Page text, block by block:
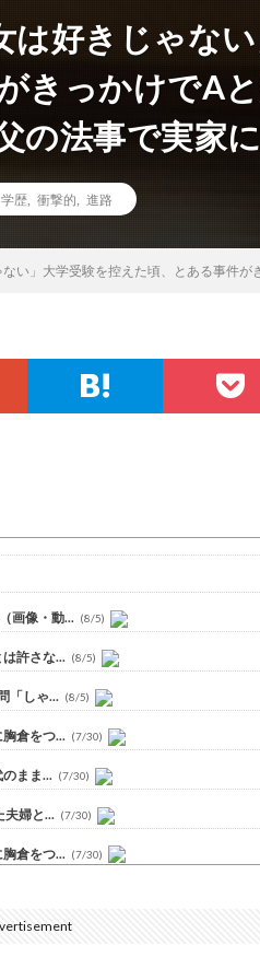
は好きじゃな
きっかけでA
の法事で実家
学歴 衝撃的 進路
い」大学受験を控えた頃、とある事件
画像・動... (8/5)
許さな... (8/5)
「しゃ... (8/5)
倉をつ... (7/30)
まま... (7/30)
婦と... (7/30)
倉をつ... (7/30)